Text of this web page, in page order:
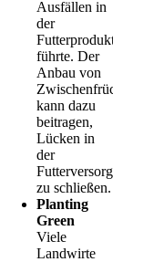
Ausfällen in
der
Futterproduktion
führte. Der
Anbau von
Zwischenfrüchten
kann dazu
beitragen,
Lücken in
der
Futterversorgung
zu schließen.
Planting
Green
Viele
Landwirte